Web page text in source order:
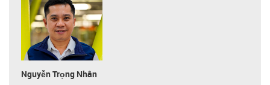
Nguyễn Trọng Nhân